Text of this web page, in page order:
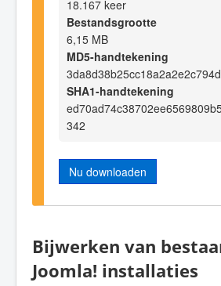
18.167 keer
Bestandsgrootte
6,15 MB
MD5-handtekening
SHA1-handtekening
342
Nu downloaden
Bijwerken van
Joomla! installaties